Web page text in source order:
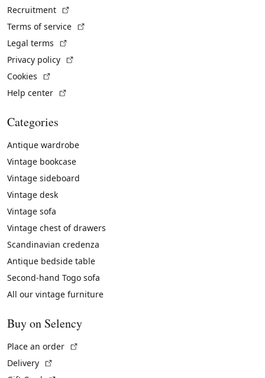
Recruitment
Terms of service
Legal terms
Privacy policy
Cookies
Help center
Categories
Antique wardrobe
Vintage bookcase
Vintage sideboard
Vintage desk
Vintage sofa
Vintage chest of drawers
Scandinavian credenza
Antique bedside table
Second-hand Togo sofa
All our vintage furniture
Buy on Selency
Place an order
Delivery